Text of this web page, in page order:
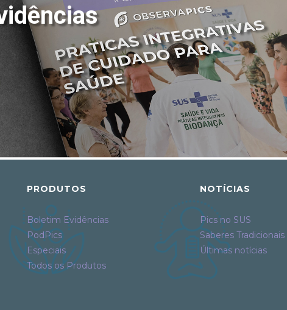
PRODUTOS
Boletim Evidências
PodPics
Especiais
Todos os Produtos
NOTÍCIAS
Pics no SUS
Saberes Tradicionais
Últimas notícias